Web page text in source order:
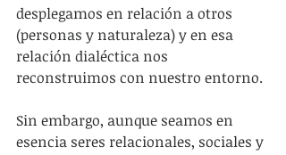
desplegamos en relación a otros
(personas y naturaleza) y en esa
relación dialéctica nos
reconstruimos con nuestro entorno.
Sin embargo, aunque seamos en
esencia seres relacionales, sociales y